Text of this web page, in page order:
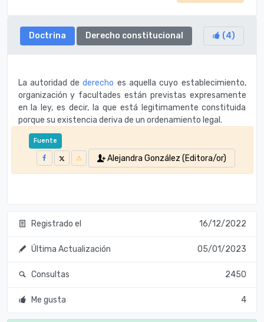
Doctrina Derecho constitucional (4)
La autoridad dederecho es aquella cuyo establecimiento,
organización y facultades están previstas expresamente
en la ley, es decir, la que está legitimamente constituida
porque su existencia deriva de un ordenamiento legal.
Fuente
Alejandra González (Editora/or)
Registrado el 16/12/2022
Última Actualización 05/01/2023
Consultas 2450
Me gusta 4